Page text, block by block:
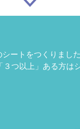
ートをつくりました
つ以上」ある方